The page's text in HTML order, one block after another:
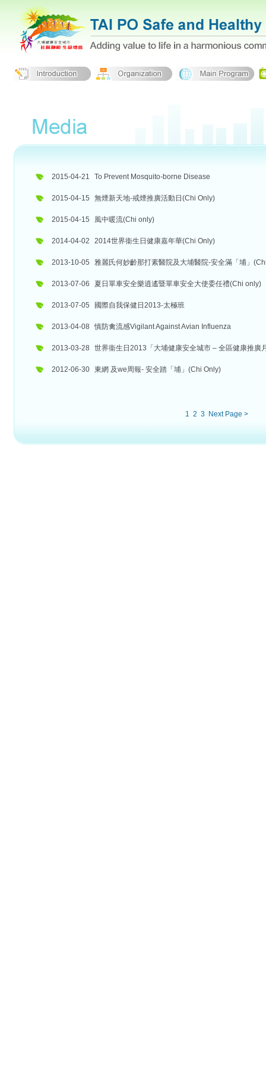
2015-04-21 To Prevent Mosquito-borne Disease
2015-04-15 無煙新天地-戒煙推廣活動日(Chi Only)
2015-04-15 風中暖流(Chi only)
2014-04-02 2014世界衞生日健康嘉年華(Chi Only)
2013-10-05 雅麗氏何妙齡那打素醫院及大埔醫院-安全滿「埔」
2013-07-06 夏日單車安全樂逍遙暨單車安全大使委任禮(Chi only)
2013-07-05 國際自我保健日2013-太極班
2013-04-08 慎防禽流感Vigilant Against Avian Influenza
2013-03-28 世界衞生日2013「大埔健康安全城市 – 全區健康推廣
2012-06-30 東網 及we周報- 安全踏「埔」(Chi Only)
12 3 Next Page >